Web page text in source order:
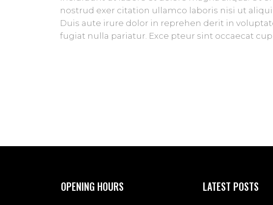
nostrud exer citation ullamco laboris nisi ut
Duis aute irure dolor in reprehen derit in
fugiat nulla pariatur. Exce pteur sint occaecat
OPENING HOURS LATEST POSTS